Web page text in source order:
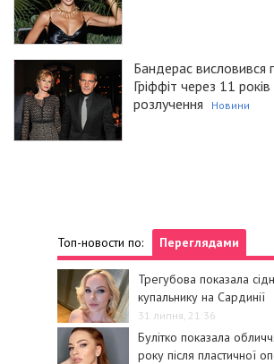
Бандерас висловився
Гріффіт через 11 років
розлучення
Новини
Топ-новости по: Переглядами
Трегубова показала
купальнику на Сардинії
31 липня, 21:36
Булітко показала
року після пластичної